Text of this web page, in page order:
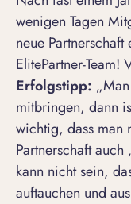
wenigen Tagen
neue
ElitePartner-Team!
Erfolgstipp:
mitbringen, dann
wichtig, dass man
Partnerschaft
kann nicht sein,
auftauchen und